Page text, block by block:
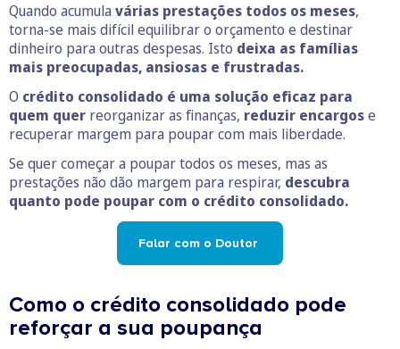
Quando acumula várias prestações todos os meses,
torna-se mais difícil equilibrar o orçamento e destinar
dinheiro para outras despesas. Isto deixa as famílias
mais preocupadas, ansiosas e frustradas.
O crédito consolidado é uma solução eficaz para
quem quer reorganizar as finanças, reduzir encargose
recuperar margem para poupar com mais liberdade.
Se quer começar a poupar todos os meses, mas as
prestações não dão margem para respirar, descubra
quanto pode poupar com o crédito consolidado.
Falar com o Doutor
Como o crédito consolidado pode
reforçar a sua poupança